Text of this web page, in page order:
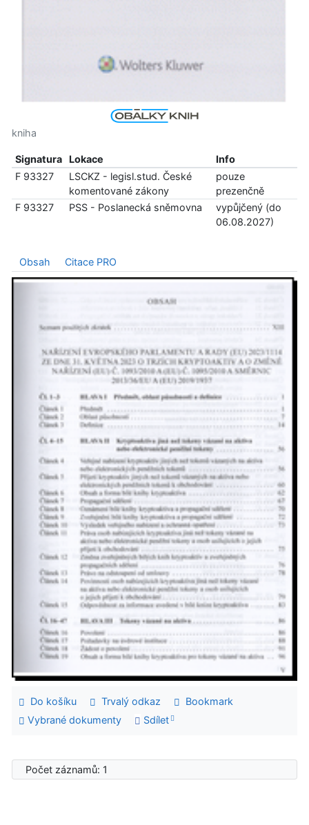
kniha
Signatura Lokace
Info
F 93327
LSCKZ - legisl.stud. České
komentované zákony
pouze
prezenčně
F 93327
PSS - Poslanecká sněmovna
vypůjčený (do
06.08.2027)
Obsah Citace PRO
Do košíku Trvalý odkaz
Bookmark
Vybrané dokumenty
Sdílet
Počet záznamů: 1